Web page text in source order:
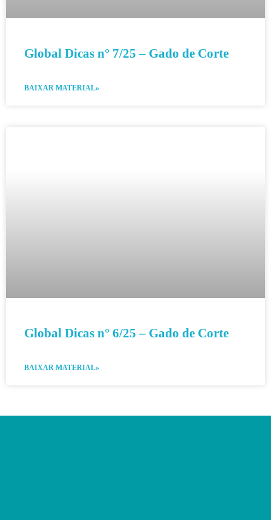
Global Dicas n° 7/25 – Gado de Corte
BAIXAR MATERIAL»
Global Dicas n° 6/25 – Gado de Corte
BAIXAR MATERIAL»